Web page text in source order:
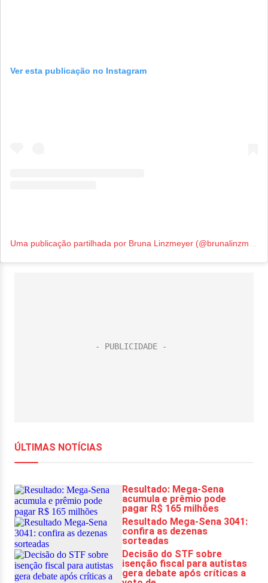
Ver esta publicação no Instagram
Uma publicação partilhada por Bruna Linzmeyer (@brunalinzmeyer)